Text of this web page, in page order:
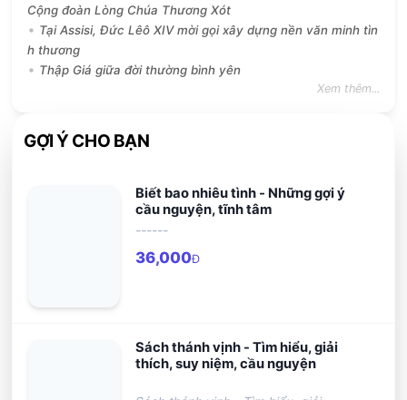
Cộng đoàn Lòng Chúa Thương Xót
Tại Assisi, Đức Lêô XIV mời gọi xây dựng nền văn minh tìn
h thương
Thập Giá giữa đời thường bình yên
Xem thêm...
GỢI Ý CHO BẠN
Biết bao nhiêu tình - Những gợi ý
cầu nguyện, tĩnh tâm
------
36,000Đ
Sách thánh vịnh - Tìm hiểu, giải
thích, suy niệm, cầu nguyện